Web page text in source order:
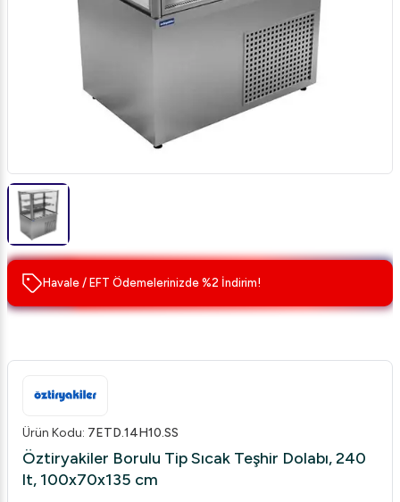
Havale / EFT Ödemelerinizde %2 İndirim!
Ürün Kodu: 7ETD.14H10.SS
Öztiryakiler Borulu Tip Sıcak Teşhir Dolabı, 240
lt, 100x70x135 cm